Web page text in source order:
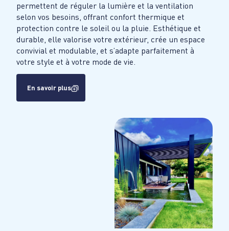
permettent de réguler la lumière et la ventilation
selon vos besoins, offrant confort thermique et
protection contre le soleil ou la pluie. Esthétique et
durable, elle valorise votre extérieur, crée un espace
convivial et modulable, et s’adapte parfaitement à
votre style et à votre mode de vie.
En savoir plus